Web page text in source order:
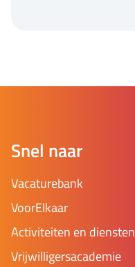
Snel naar
Vacaturebank
VoorElkaar
Activiteiten en diensten
Vrijwilligersacademie